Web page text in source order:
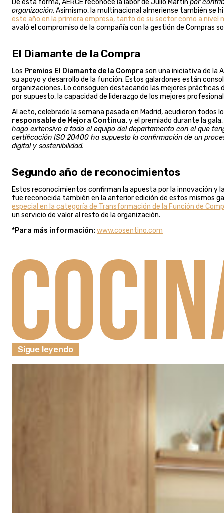
organización. Asimismo, la multinacional almeriense también se
este año en la primera empresa, tanto de su sector como a nivel
avaló el compromiso de la compañía con la gestión de Compras
El Diamante de la Compra
Los Premios El Diamante de la Compra son una iniciativa de la
su apoyo y desarrollo de la función. Estos galardones están
organizaciones. Lo consoguen destacando las mejores
por supuesto, la capacidad de liderazgo de los mejores
Al acto, celebrado la semana pasada en Madrid, acudieron
responsable de Mejora Continua, y el premiado durante la
hago extensivo a todo el equipo del departamento con el que
certificación ISO 20400 ha supuesto la confirmación de un
digital y sostenibilidad.
Segundo año de reconocimientos
Estos reconocimientos confirman la apuesta por la innovación y
fue reconocida también en la anterior edición de estos mismos
especial en la categoría de Transformación de la Función de
un servicio de valor al resto de la organización.
*Para más información: www.cosentino.com
Sigue leyendo